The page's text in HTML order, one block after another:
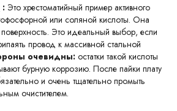
: Это хрестоматийный пример активного
или соляной кислоты. Она
Это идеальный выбор, если
провод к массивной стальной
очевидны: остатки такой кислоты
бурную коррозию. После пайки плату
и очень тщательно промыть
очистителем.